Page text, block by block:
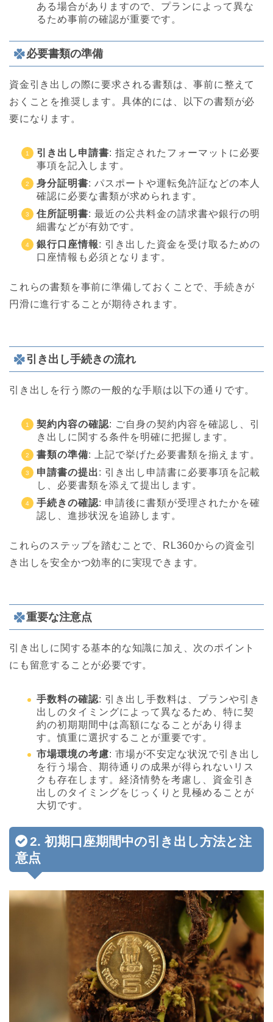
ある場合がありますので、プランによって異な
るため事前の確認が重要です。
必要書類の準備
資金引き出しの際に要求される書類は、事前に整えて
おくことを推奨します。具体的には、以下の書類が必
要になります。
引き出し申請書: 指定されたフォーマットに必要
事項を記入します。
身分証明書: パスポートや運転免許証などの本人
確認に必要な書類が求められます。
住所証明書: 最近の公共料金の請求書や銀行の明
細書などが有効です。
銀行口座情報: 引き出した資金を受け取るための
口座情報も必須となります。
これらの書類を事前に準備しておくことで、手続きが
円滑に進行することが期待されます。
引き出し手続きの流れ
引き出しを行う際の一般的な手順は以下の通りです。
契約内容の確認: ご自身の契約内容を確認し、引
き出しに関する条件を明確に把握します。
書類の準備: 上記で挙げた必要書類を揃えます。
申請書の提出: 引き出し申請書に必要事項を記載
し、必要書類を添えて提出します。
手続きの確認: 申請後に書類が受理されたかを確
認し、進捗状況を追跡します。
これらのステップを踏むことで、RL360からの資金引
き出しを安全かつ効率的に実現できます。
重要な注意点
引き出しに関する基本的な知識に加え、次のポイント
にも留意することが必要です。
手数料の確認: 引き出し手数料は、プランや引き
出しのタイミングによって異なるため、特に契
約の初期期間中は高額になることがあり得ま
す。慎重に選択することが重要です。
市場環境の考慮: 市場が不安定な状況で引き出し
を行う場合、期待通りの成果が得られないリス
クも存在します。経済情勢を考慮し、資金引き
出しのタイミングをじっくりと見極めることが
大切です。
2. 初期口座期間中の引き出し方法と注
意点